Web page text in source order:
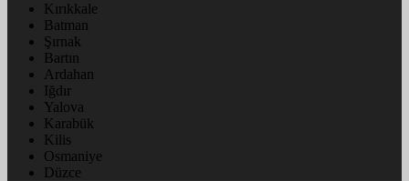
Kırıkkale
Batman
Şırnak
Bartın
Ardahan
Iğdır
Yalova
Karabük
Kilis
Osmaniye
Düzce